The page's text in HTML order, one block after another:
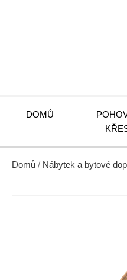
DOMŮ
Domů / Nábytek a bytové